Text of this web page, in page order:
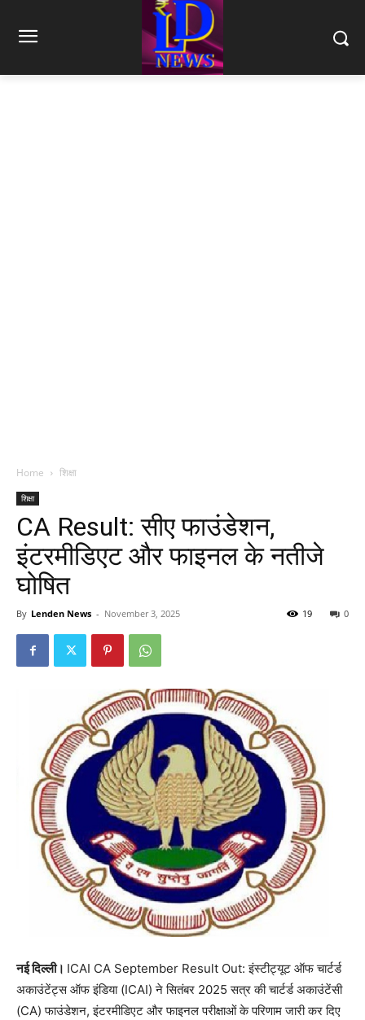
Home शिक्षा
शिक्षा
CA Result: सीए फाउंडेशन,
इंटरमीडिएट और फाइनल के नतीजे
घोषित
By Lenden News - November 3, 2025 0
19
नई दिल्ली। ICAI CA September Result Out: इंस्टीट्यूट ऑफ चार्टर्ड
अकाउंटेंट्स ऑफ इंडिया (ICAI) ने सितंबर 2025 सत्र की चार्टर्ड अकाउंटेंसी
(CA) फाउंडेशन, इंटरमीडिएट और फाइनल परीक्षाओं के परिणाम जारी कर दिए